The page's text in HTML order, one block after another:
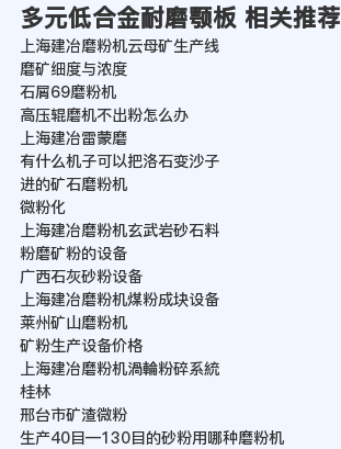
多元低合金耐磨颚板 相关推荐
上海建冶磨粉机云母矿生产线
磨矿细度与浓度
石屑69磨粉机
高压辊磨机不出粉怎么办
上海建冶雷蒙磨
有什么机子可以把洛石变沙子
进的矿石磨粉机
微粉化
上海建冶磨粉机玄武岩砂石料
粉磨矿粉的设备
广西石灰砂粉设备
上海建冶磨粉机煤粉成块设备
莱州矿山磨粉机
矿粉生产设备价格
上海建冶磨粉机渦輪粉碎系統
桂林
邢台市矿渣微粉
生产40目—130目的砂粉用哪种磨粉机